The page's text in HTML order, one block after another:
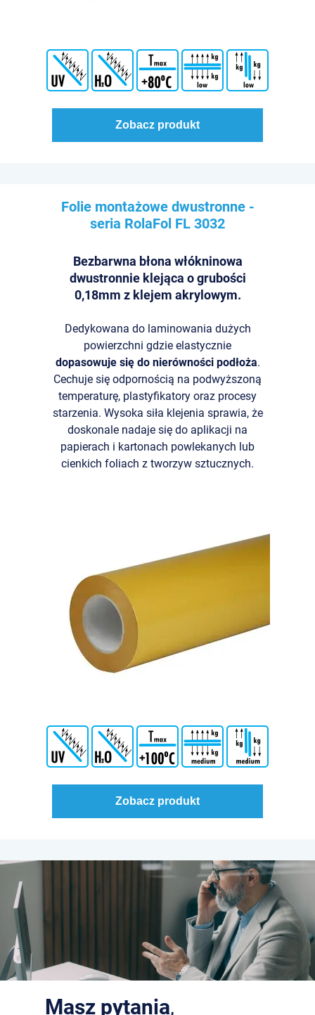
Zobacz produkt
Folie montażowe dwustronne -
seria RolaFol FL 3032
Bezbarwna błona włókninowa
dwustronnie klejąca o grubości
0,18mm z klejem akrylowym.
Dedykowana do laminowania dużych
powierzchni gdzie elastycznie
dopasowuje się do nierówności podłoża.
Cechuje się odpornością na podwyższoną
temperaturę, plastyfikatory oraz procesy
starzenia. Wysoka siła klejenia sprawia, że
doskonale nadaje się do aplikacji na
papierach i kartonach powlekanych lub
cienkich foliach z tworzyw sztucznych.
Zobacz produkt
Masz pytania,